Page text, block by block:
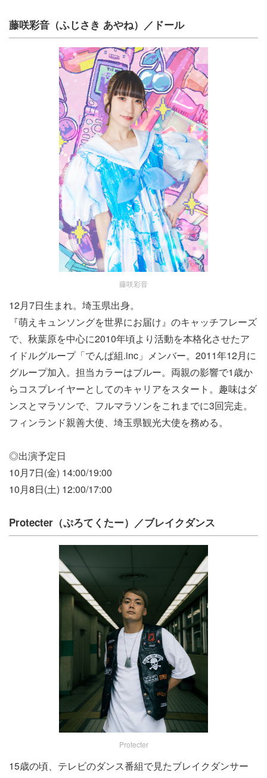
藤咲彩⾳（ふじさき あやね）／ドール
藤咲彩音
12⽉7⽇⽣まれ。埼⽟県出⾝。
『萌えキュンソングを世界にお届け』のキャッチフレーズ
で、秋葉原を中⼼に2010年頃より活動を本格化させたア
イドルグループ「でんぱ組.inc」メンバー。2011年12⽉に
グループ加⼊。担当カラーはブルー。両親の影響で1歳か
らコスプレイヤーとしてのキャリアをスタート。趣味はダ
ンスとマラソンで、フルマラソンをこれまでに3回完⾛。
フィンランド親善⼤使、埼⽟県観光⼤使を務める。
◎出演予定⽇
10⽉7⽇(⾦) 14:00/19:00
10⽉8⽇(⼟) 12:00/17:00
Protecter（ぷろてくたー）／ブレイクダンス
Protecter
15歳の頃、テレビのダンス番組で⾒たブレイクダンサー